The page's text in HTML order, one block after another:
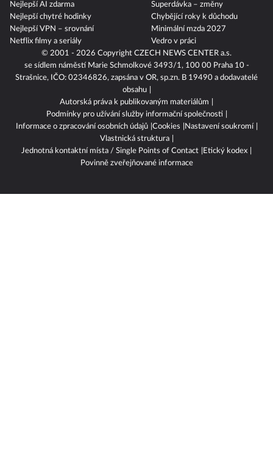
© 2001 - 2026 Copyright CZECH NEWS CENTER a.s.
se sídlem náměstí Marie Schmolkové 3493/1, 100 00 Praha 10 -
Strašnice, IČO: 02346826, zapsána v OR, sp.zn. B 19490 a dodavatelé
obsahu
Autorská práva k publikovaným materiálům
Podmínky pro užívání služby informační společnosti
Informace o zpracování osobních údajů Cookies
Nastavení soukromí
Vlastnická struktura
Jednotná kontaktní místa / Single Points of Contact
Etický kodex
Povinně zveřejňované informace
Nejlepší AI zdarma
Nejlepší chytré hodinky
Nejlepší VPN – srovnání
Netflix filmy a seriály
Superdávka – změny
Chybějící roky k důchodu
Minimální mzda 2027
Vedro v práci